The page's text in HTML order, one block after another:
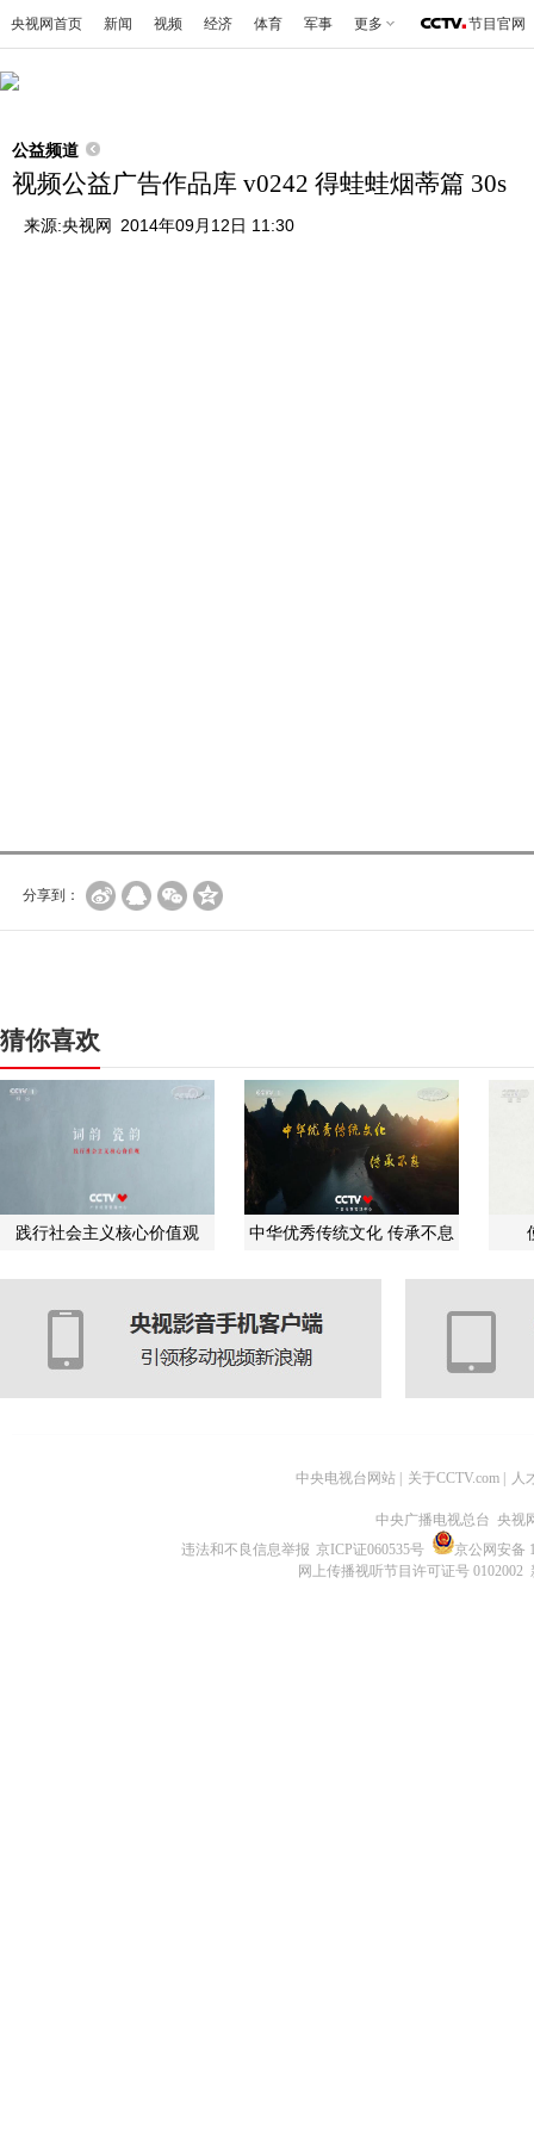
央视网首页 新闻 视频 经济 体育 军事 更多 节目官网
公益频道
视频公益广告作品库 v0242 得蛙蛙烟蒂篇 30s
来源:央视网 2014年09月12日 11:30
分享到：
猜你喜欢
践行社会主义核心价值观 中华优秀传统文化 传承不息
中央电视台网站 关于CCTV.com 人
中央广播电视总台 央视
违法和不良信息举报 京ICP证060535号
京公网安备
网上传播视听节目许可证号 0102002